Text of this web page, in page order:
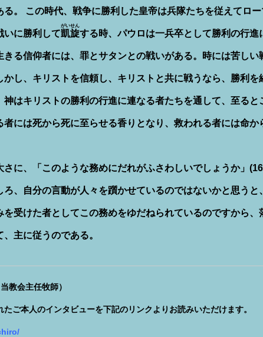
る。 この時代、戦争に勝利した皇帝は兵隊たちを従えてロ
いに勝利して凱旋
がいせん
する時、パウロは一兵卒として勝利の行
る信仰者には、罪とサタンとの戦いがある。時には苦しい
かし、キリストを信頼し、キリストと共に戦うなら、勝利
神はキリストの勝利の行進に連なる者たちを通して、至る
者には死から死に至らせる香りとなり、救われる者には命
に、「このような務めにだれがふさわしいでしょうか」
、自分の言動が人々を躓かせているのではないかと思うと
受けた者としてこの務めをゆだねられているのですから
主に従うのである。
教会主任牧師）
ご本人のインタビューを下記のリンクよりお読みいただけます。